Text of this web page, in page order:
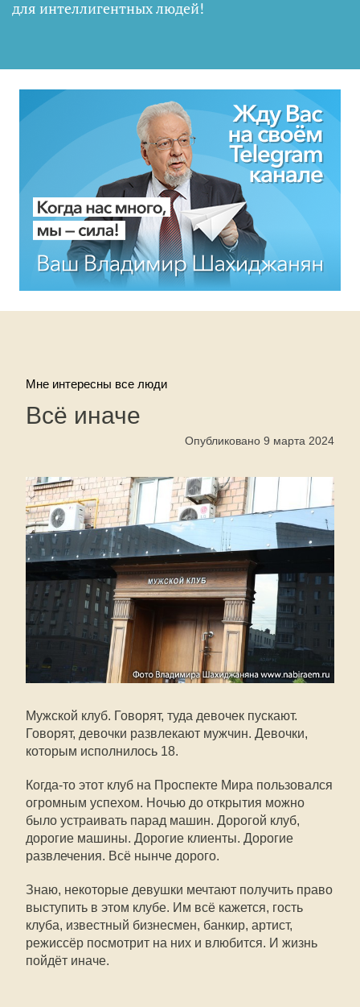
для интеллигентных людей!
Мне интересны все люди
Всё иначе
Опубликовано 9 марта 2024
Мужской клуб. Говорят, туда девочек пускают.
Говорят, девочки развлекают мужчин. Девочки,
которым исполнилось 18.
Когда-то этот клуб на Проспекте Мира пользовался
огромным успехом. Ночью до открытия можно
было устраивать парад машин. Дорогой клуб,
дорогие машины. Дорогие клиенты. Дорогие
развлечения. Всё нынче дорого.
Знаю, некоторые девушки мечтают получить право
выступить в этом клубе. Им всё кажется, гость
клуба, известный бизнесмен, банкир, артист,
режиссёр посмотрит на них и влюбится. И жизнь
пойдёт иначе.